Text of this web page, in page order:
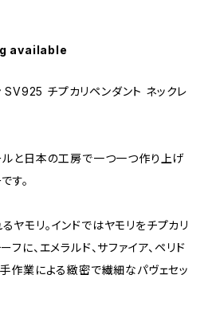
available
SV925 チプカリペンダント ネックレ
ルと日本の工房で一つ一つ作り上げ
す。
ヤモリ。インドではヤモリをチプカリ
フに、エメラルド、サファイア、ペリド
手作業による緻密で繊細なパヴェセッ